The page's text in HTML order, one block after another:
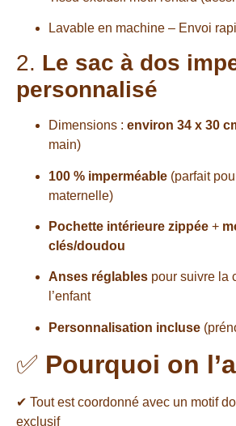
Lavable en machine – Envoi
2. Le sac à dos
personnalisé
Dimensions : environ 34 x 30
main)
100 % imperméable (parfait
maternelle)
Pochette intérieure zippée +
clés/doudou
Anses réglables pour suivre la
l’enfant
Personnalisation incluse
✅ Pourquoi on
✔ Tout est coordonné avec un motif
exclusif